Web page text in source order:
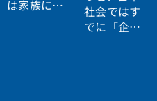
は家族に引
社会ではす
でに「企業